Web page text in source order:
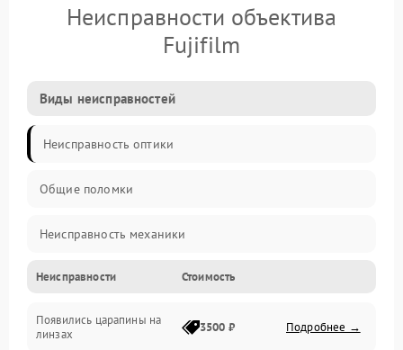
Неисправности объектива
Fujifilm
Виды неисправностей
Неисправность оптики
Общие поломки
Неисправность механики
Неисправность электроники (если объектив с мотором/
Прочие неисправности
Неисправности Стоимость
Появились царапины на
линзах
3500 ₽ Подробнее →